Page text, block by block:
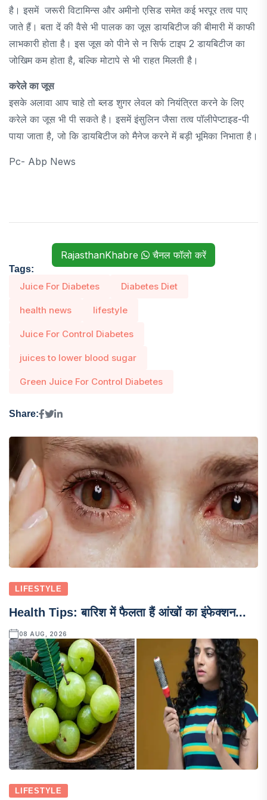
है। इसमें जरूरी विटामिन्स और अमीनो एसिड समेत कई भरपूर तत्व पाए
जाते हैं। बता दें की वैसे भी पालक का जूस डायबिटीज की बीमारी में काफी
लाभकारी होता है। इस जूस को पीने से न सिर्फ टाइप 2 डायबिटीज का
जोखिम कम होता है, बल्कि मोटापे से भी राहत मिलती है।
करेले का जूस
इसके अलावा आप चाहे तो ब्लड शुगर लेवल को नियंत्रित करने के लिए
करेले का जूस भी पी सकते है। इसमें इंसुलिन जैसा तत्व पॉलीपेप्टाइड-पी
पाया जाता है, जो कि डायबिटीज को मैनेज करने में बड़ी भूमिका निभाता है।
Pc- Abp News
RajasthanKhabre चैनल फॉलो करें
Tags:
Juice For Diabetes Diabetes Diet
health news lifestyle
Juice For Control Diabetes
juices to lower blood sugar
Green Juice For Control Diabetes
Share:
LIFESTYLE
Health Tips: बारिश में फैलता हैं आंखों का इंफेक्शन...
08 AUG, 2026
LIFESTYLE